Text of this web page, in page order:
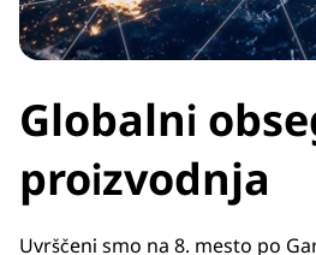
Globalni
proizvodnja
Uvrščeni smo na 8. mesto po